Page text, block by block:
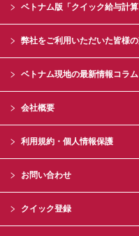
ベトナム版「クイック給与計
弊社をご利用いただいた皆様
ベトナム現地の最新情報コラム
会社概要
利用規約・個人情報保護
お問い合わせ
クイック登録